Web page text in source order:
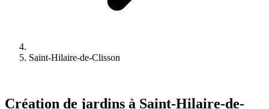
Saint-Hilaire-de-Clisson
Création de jardins à Saint-Hilaire-de-